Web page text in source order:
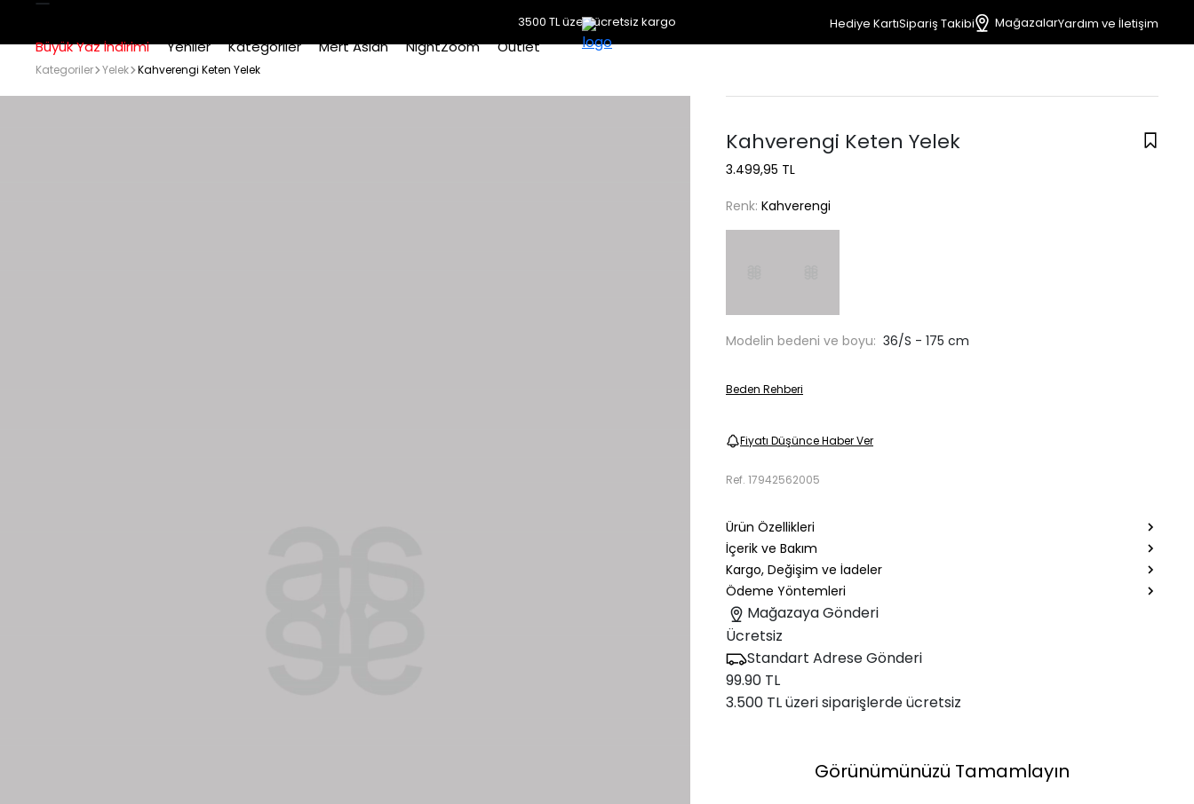
3500 TL üzeri ücretsiz kargo Hediye KartıSipariş Takibi MağazalarYardım ve İletişim
Büyük Yaz İndirimi Yeniler Kategoriler Mert Aslan NightZoom Outlet
Kategoriler Yelek Kahverengi Keten Yelek
Kahverengi Keten Yelek
3.499,95 TL
Renk: Kahverengi
Modelin bedeni ve boyu: 36/S - 175 cm
Beden Rehberi
Fiyatı Düşünce Haber Ver
Ref. 17942562005
Ürün Özellikleri
İçerik ve Bakım
Kargo, Değişim ve İadeler
Ödeme Yöntemleri
Mağazaya Gönderi
Ücretsiz
Standart Adrese Gönderi
99.90 TL
3.500 TL üzeri siparişlerde ücretsiz
Görünümünüzü Tamamlayın